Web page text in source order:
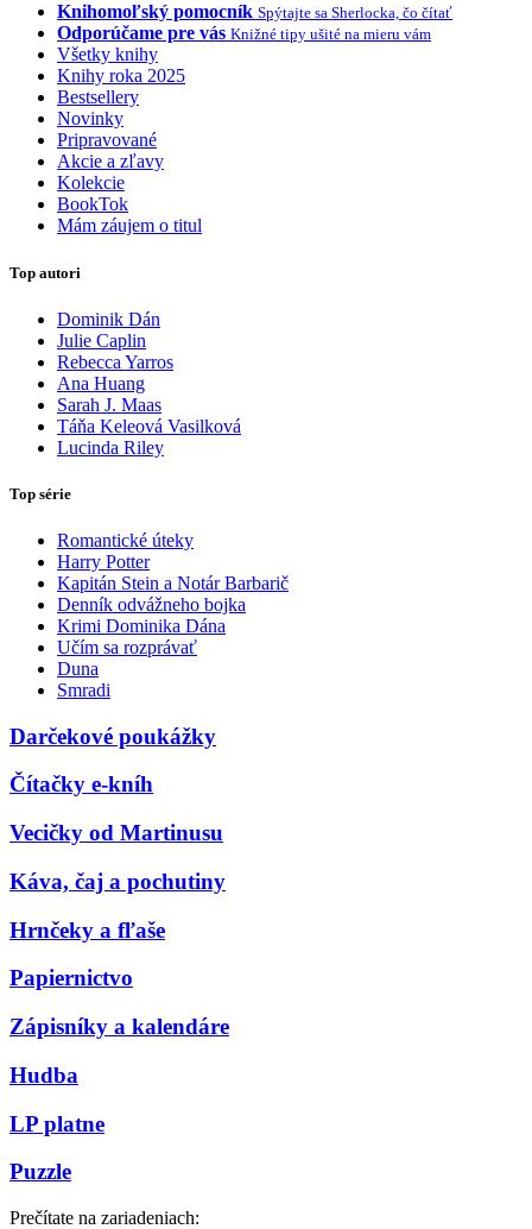
Knihomoľský pomocník Spýtajte sa Sherlocka, čo čítať
Odporúčame pre vás Knižné tipy ušité na mieru vám
Všetky knihy
Knihy roka 2025
Bestsellery
Novinky
Pripravované
Akcie a zľavy
Kolekcie
BookTok
Mám záujem o titul
Top autori
Dominik Dán
Julie Caplin
Rebecca Yarros
Ana Huang
Sarah J. Maas
Táňa Keleová Vasilková
Lucinda Riley
Top série
Romantické úteky
Harry Potter
Kapitán Stein a Notár Barbarič
Denník odvážneho bojka
Krimi Dominika Dána
Učím sa rozprávať
Duna
Smradi
Darčekové poukážky
Čítačky e-kníh
Vecičky od Martinusu
Káva, čaj a pochutiny
Hrnčeky a fľaše
Papiernictvo
Zápisníky a kalendáre
Hudba
LP platne
Puzzle
Prečítate na zariadeniach: